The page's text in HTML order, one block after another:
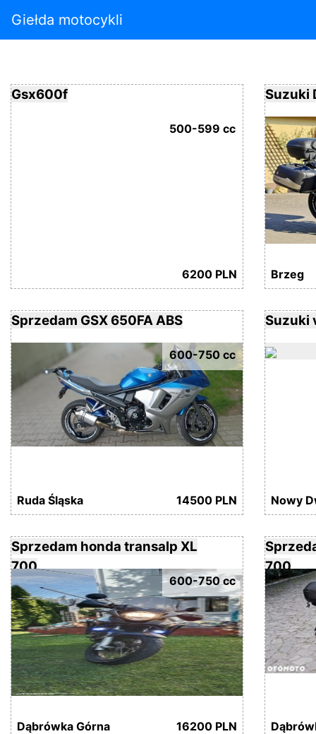
Giełda motocykli
6200 PLN
Gsx600f
500-599 cc
Brzeg
Suzuki
Ruda Śląska 14500 PLN
Sprzedam GSX 650FA ABS
600-750 cc
Nowy
Suzuki
Dąbrówka Górna 16200 PLN
Sprzedam honda transalp XL
700
600-750 cc
700